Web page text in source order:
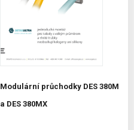
Modulární průchodky DES 380M
a DES 380MX